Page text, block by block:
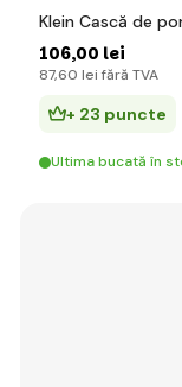
Klein Cască de
106,00 lei
87,60 lei fără TVA
+ 23 puncte
Ultima bucată în